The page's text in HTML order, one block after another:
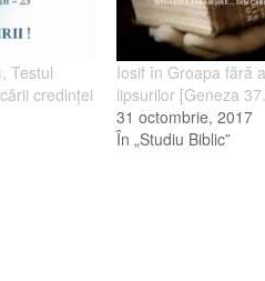
Testul
credinţei
Iosif în Groapa fără
lipsurilor [Geneza
31 octombrie, 2017
În „Studiu Biblic”